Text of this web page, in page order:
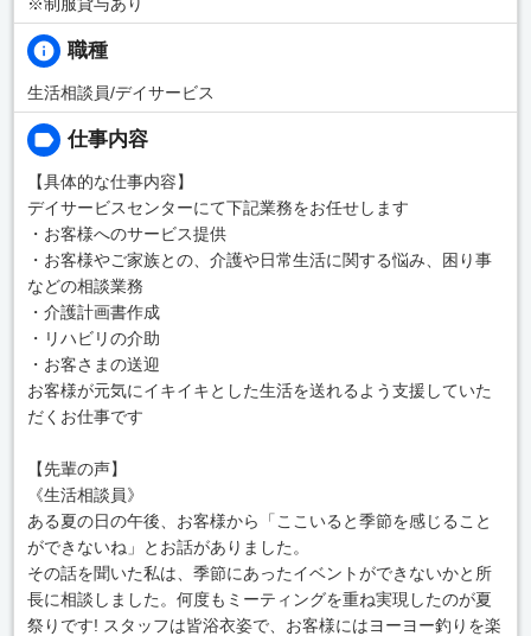
職種
生活相談員/デイサービス
仕事内容
【具体的な仕事内容】
デイサービスセンターにて下記業務をお任せします
・お客様へのサービス提供
・お客様やご家族との、介護や日常生活に関する悩み、困り事
などの相談業務
・介護計画書作成
・リハビリの介助
・お客さまの送迎
お客様が元気にイキイキとした生活を送れるよう支援していた
だくお仕事です
【先輩の声】
《生活相談員》
ある夏の日の午後、お客様から「ここいると季節を感じること
ができないね」とお話がありました。
その話を聞いた私は、季節にあったイベントができないかと所
長に相談しました。何度もミーティングを重ね実現したのが夏
祭りです! スタッフは皆浴衣姿で、お客様にはヨーヨー釣りを楽